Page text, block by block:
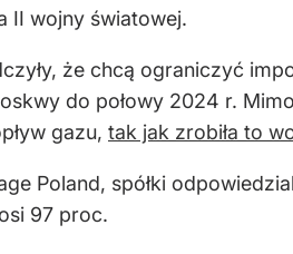
II wojny światowej.
że chcą ograniczyć
do połowy 2024 r.
gazu, tak jak zrobiła to
Poland, spółki
97 proc.